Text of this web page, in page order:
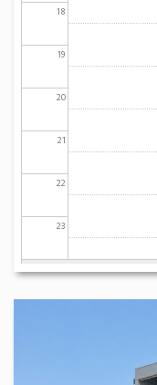
18
19
20
21
22
23